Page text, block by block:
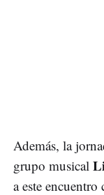
Además, la
grupo musical
a este